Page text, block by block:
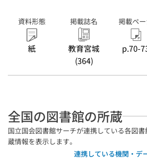
資料形態
紙
掲載誌名
教育宮城
(364)
掲載ペ
p.70-
全国の図書館の所蔵
国立国会図書館サーチが連携している各図
蔵情報を表示します。
連携している機関・デ